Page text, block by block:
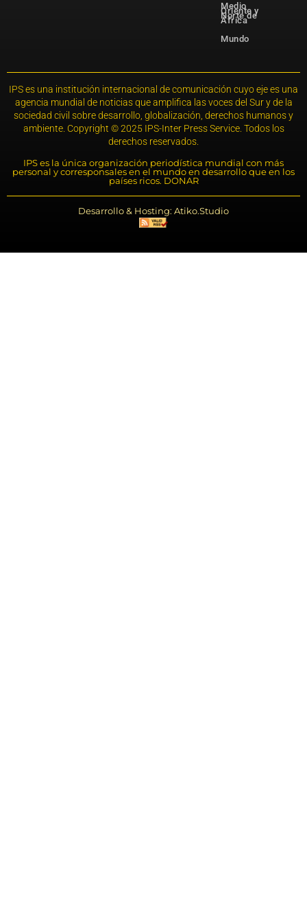
Medio
Oriente y
Norte de
África
Mundo
IPS es una institución internacional de comunicación cuyo eje es una
agencia mundial de noticias que amplifica las voces del Sur y de la
sociedad civil sobre desarrollo, globalización, derechos humanos y
ambiente. Copyright © 2025 IPS-Inter Press Service. Todos los
derechos reservados.
IPS es la única organización periodística mundial con más
personal y corresponsales en el mundo en desarrollo que en los
países ricos. DONAR
Desarrollo & Hosting: Atiko.Studio